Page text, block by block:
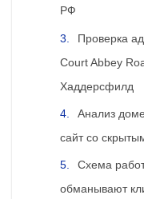
РФ
Проверка
Court Abbey
Хаддерсфилд
Анализ
сайт со
Схема
обманывают